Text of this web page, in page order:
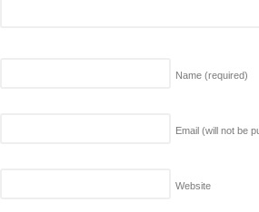
Name (required)
Email (will not be
Website